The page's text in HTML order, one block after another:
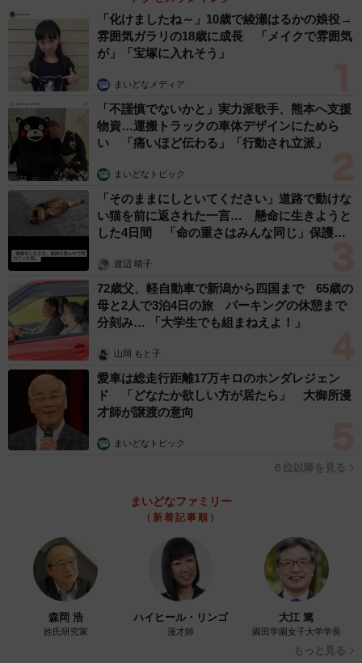
「化けましたね～」10歳で綾瀬はるかの娘役→
雰囲気ガラリの18歳に成長 「メイクで雰囲気
が」「宝塚に入れそう」
まいどなメディア
「不謹慎でないかと」実力派歌手、熊本へ支援
物資…運搬トラックの車体デザインにためら
い 「痛いほど伝わる」「行動され立派」
まいどなトピック
「そのままにしといてください」道路で動けな
い猫を前に返された一言… 懸命に生きようと
した4日間 「命の重さはみんな同じ」保護団
渡辺 晴子
72歳父、軽自動車で新潟から四国まで 65歳の
母と2人で3泊4日の旅 パーキングの休憩まで
分刻み… 「大学生でも組まねえよ！」
山岡 もと子
愛車は総走行距離17万キロのホンダレジェン
ド 「どなたか欲しい方が居たら」 大御所漫
才師が譲渡の意向
まいどなトピック
６位以降を見る
まいどなファミリー
（新着記事順）
森岡 浩
姓氏研究家
ハイヒール・リンゴ
漫才師
大江 篤
園田学園女子大学学長
もっと見る